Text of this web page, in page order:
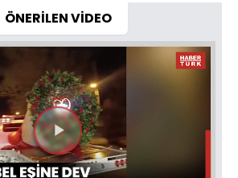
ÖNERİLEN VİDEO
Videoyu